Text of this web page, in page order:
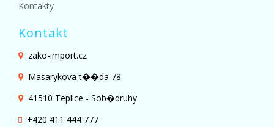
Kontakty
Kontakt
zako-import.cz
Masarykova t��da 78
41510 Teplice - Sob�druhy
+420 411 444 777